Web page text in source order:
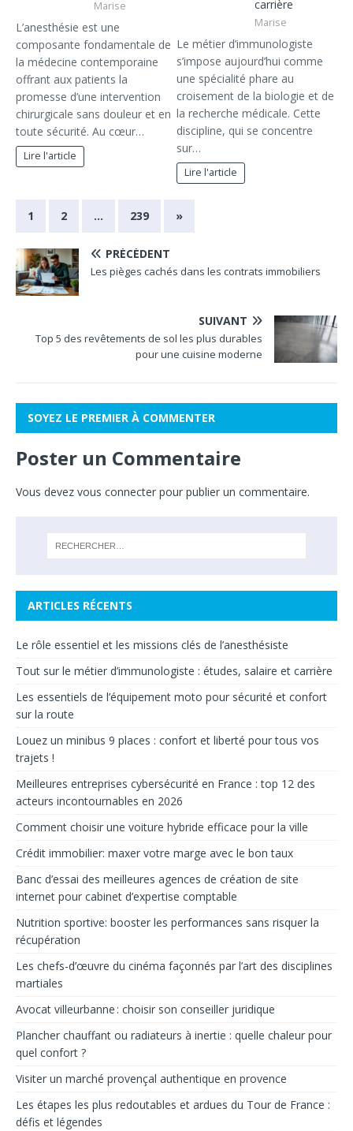
Marise
L’anesthésie est une
composante fondamentale de
la médecine contemporaine
offrant aux patients la
promesse d’une intervention
chirurgicale sans douleur et en
toute sécurité. Au cœur…
Lire l'article
carrière
Marise
Le métier d’immunologiste
s’impose aujourd’hui comme
une spécialité phare au
croisement de la biologie et de
la recherche médicale. Cette
discipline, qui se concentre
sur…
Lire l'article
1 2 … 239 »
PRÉCÉDENT
Les pièges cachés dans les contrats immobiliers
SUIVANT
Top 5 des revêtements de sol les plus durables
pour une cuisine moderne
SOYEZ LE PREMIER À COMMENTER
Poster un Commentaire
Vous devez vous connecter pour publier un commentaire.
ARTICLES RÉCENTS
Le rôle essentiel et les missions clés de l’anesthésiste
Tout sur le métier d’immunologiste : études, salaire et carrière
Les essentiels de l’équipement moto pour sécurité et confort
sur la route
Louez un minibus 9 places : confort et liberté pour tous vos
trajets !
Meilleures entreprises cybersécurité en France : top 12 des
acteurs incontournables en 2026
Comment choisir une voiture hybride efficace pour la ville
Crédit immobilier: max­er votre marge avec le bon taux
Banc d’essai des meilleures agences de création de site
internet pour cabinet d’expertise comptable
Nutrition sportive: booster les performances sans risquer la
récupération
Les chefs-d’œuvre du cinéma façonnés par l’art des disciplines
martiales
Avocat villeurbanne : choisir son conseiller juridique
Plancher chauffant ou radiateurs à inertie : quelle chaleur pour
quel confort ?
Visiter un marché provençal authentique en provence
Les étapes les plus redoutables et ardues du Tour de France :
défis et légendes